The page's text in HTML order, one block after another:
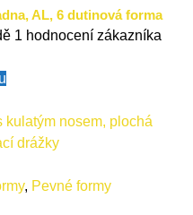
AL, 6 dutinová forma
1 hodnocení zákazníka
, Pevné formy